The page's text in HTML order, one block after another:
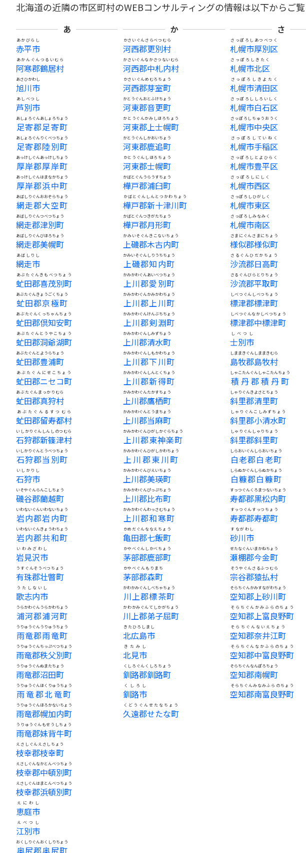
北海道の近隣の市区町村のWEBコンサルティングの情報は以下からご覧
あ
赤平市
あかびらし
阿寒郡鶴居村
あかんぐんつるいむら
旭川市
あさひかわし
芦別市
あしべつし
足寄郡足寄町
あしょろぐんあしょろちょう
足寄郡陸別町
あしょろぐんりくべつちょう
厚岸郡厚岸町
あっけしぐんあっけしちょう
厚岸郡浜中町
あっけしぐんはまなかちょう
網走郡大空町
あばしりぐんおおぞらちょう
網走郡津別町
あばしりぐんつべつちょう
網走郡美幌町
あばしりぐんびほろちょう
網走市
あばしりし
虻田郡喜茂別町
あぶたぐんきもべつちょう
虻田郡京極町
あぶたぐんきょうごくちょう
虻田郡倶知安町
あぶたぐんくっちゃんちょう
虻田郡洞爺湖町
あぶたぐんとうやこちょう
虻田郡豊浦町
あぶたぐんとようらちょう
虻田郡ニセコ町
あぶたぐんにせこちょう
虻田郡真狩村
あぶたぐんまっかりむら
虻田郡留寿都村
あぶたぐんるすつむら
石狩郡新篠津村
いしかりぐんしんしのつむら
石狩郡当別町
いしかりぐんとうべつちょう
石狩市
いしかりし
磯谷郡蘭越町
いそやぐんらんこしちょう
岩内郡岩内町
いわないぐんいわないちょう
岩内郡共和町
いわないぐんきょうわちょう
岩見沢市
いわみざわし
有珠郡壮瞥町
うすぐんそうべつちょう
歌志内市
うたしないし
浦河郡浦河町
うらかわぐんうらかわちょう
雨竜郡雨竜町
うりゅうぐんうりゅうちょう
雨竜郡秩父別町
うりゅうぐんちっぷべつちょう
雨竜郡沼田町
うりゅうぐんぬまたちょう
雨竜郡北竜町
うりゅうぐんほくりゅうちょう
雨竜郡幌加内町
うりゅうぐんほろかないちょう
雨竜郡妹背牛町
うりゅうぐんもせうしちょう
枝幸郡枝幸町
えさしぐんえさしちょう
枝幸郡中頓別町
えさしぐんなかとんべつちょう
枝幸郡浜頓別町
えさしぐんはまとんべつちょう
恵庭市
えにわし
江別市
えべつし
おくしりぐんおくしりちょう
か
河西郡更別村
かさいぐんさらべつむら
河西郡中札内村
かさいぐんなかさつないむら
河西郡芽室町
かさいぐんめむろちょう
河東郡音更町
かとうぐんおとふけちょう
河東郡上士幌町
かとうぐんかみしほろちょう
河東郡鹿追町
かとうぐんしかおいちょう
河東郡士幌町
かとうぐんしほろちょう
樺戸郡浦臼町
かばとぐんうらうすちょう
樺戸郡新十津川町
かばとぐんしんとつかわちょう
樺戸郡月形町
かばとぐんつきがたちょう
上磯郡木古内町
かみいそぐんきこないちょう
上磯郡知内町
かみいそぐんしりうちちょう
上川郡愛別町
かみかわぐんあいべつちょう
上川郡上川町
かみかわぐんかみかわちょう
上川郡剣淵町
かみかわぐんけんぶちちょう
上川郡清水町
かみかわぐんしみずちょう
上川郡下川町
かみかわぐんしもかわちょう
上川郡新得町
かみかわぐんしんとくちょう
上川郡鷹栖町
かみかわぐんたかすちょう
上川郡当麻町
かみかわぐんとうまちょう
上川郡東神楽町
かみかわぐんひがしかぐらちょう
上川郡東川町
かみかわぐんひがしかわちょう
上川郡美瑛町
かみかわぐんびえいちょう
上川郡比布町
かみかわぐんぴっぷちょう
上川郡和寒町
かみかわぐんわっさむちょう
亀田郡七飯町
かめだぐんななえちょう
茅部郡鹿部町
かやべぐんしかべちょう
茅部郡森町
かやべぐんもりまち
川上郡標茶町
かわかみぐんしべちゃちょう
川上郡弟子屈町
かわかみぐんてしかがちょう
北広島市
きたひろしまし
北見市
きたみし
釧路郡釧路町
くしろぐんくしろちょう
釧路市
くしろし
久遠郡せたな町
くどうぐんせたなちょう
さ
札幌市厚別区
さっぽろしあつべつく
札幌市北区
さっぽろしきたく
札幌市清田区
さっぽろしきよたく
札幌市白石区
さっぽろししろいしく
札幌市中央区
さっぽろしちゅうおうく
札幌市手稲区
さっぽろしていねく
札幌市豊平区
さっぽろしとよひらく
札幌市西区
さっぽろしにしく
札幌市東区
さっぽろしひがしく
札幌市南区
さっぽろしみなみく
様似郡様似町
さまにぐんさまにちょう
沙流郡日高町
さるぐんひだかちょう
沙流郡平取町
さるぐんびらとりちょう
標津郡標津町
しべつぐんしべつちょう
標津郡中標津町
しべつぐんなかしべつちょう
士別市
しべつし
島牧郡島牧村
しままきぐんしままきむら
積丹郡積丹町
しゃこたんぐんしゃこたんちょう
斜里郡清里町
しゃりぐんきよさとちょう
斜里郡小清水町
しゃりぐんこしみずちょう
斜里郡斜里町
しゃりぐんしゃりちょう
白老郡白老町
しらおいぐんしらおいちょう
白糠郡白糠町
しらぬかぐんしらぬかちょう
寿都郡黒松内町
すっつぐんくろまつないちょう
寿都郡寿都町
すっつぐんすっつちょう
砂川市
すながわし
瀬棚郡今金町
せたなぐんいまかねちょう
宗谷郡猿払村
そうやぐんさるふつむら
空知郡上砂川町
そらちぐんかみすながわちょう
空知郡上富良野町
そらちぐんかみふらのちょう
空知郡奈井江町
そらちぐんないえちょう
空知郡中富良野町
そらちぐんなかふらのちょう
空知郡南幌町
そらちぐんなんぽろちょう
空知郡南富良野町
そらちぐんみなみふらのちょう